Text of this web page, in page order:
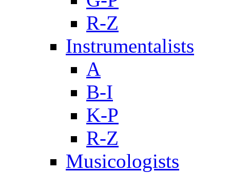
R-Z
Instrumentalists
A
B-I
K-P
R-Z
Musicologists